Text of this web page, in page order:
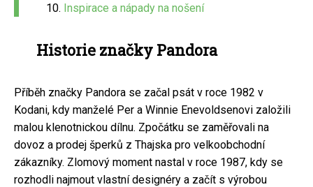
Inspirace a nápady na nošení
Historie značky Pandora
Příběh značky Pandora se začal psát v roce 1982 v
Kodani, kdy manželé Per a Winnie Enevoldsenovi založili
malou klenotnickou dílnu. Zpočátku se zaměřovali na
dovoz a prodej šperků z Thajska pro velkoobchodní
zákazníky. Zlomový moment nastal v roce 1987, kdy se
rozhodli najmout vlastní designéry a začít s výrobou